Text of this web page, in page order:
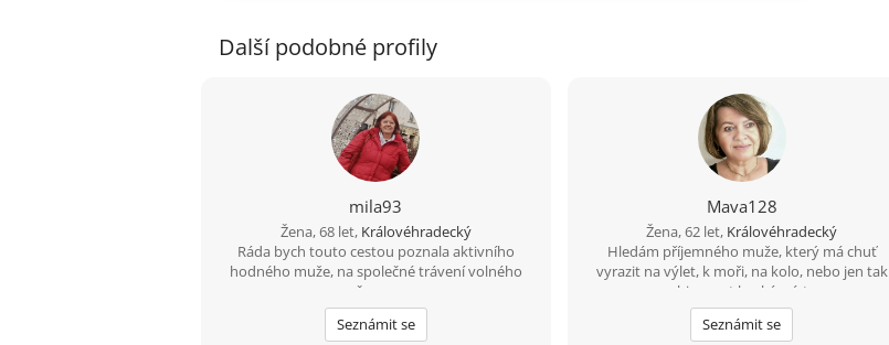
Další podobné profily
mila93
Žena, 68 let, Královéhradecký
Ráda bych touto cestou poznala aktivního
hodného muže, na společné trávení volného
času...
Seznámit se
Mava128
Žena, 62 let, Královéhradecký
Hledám příjemného muže, který má chuť
vyrazit na výlet, k moři, na kolo, nebo jen tak
objevovat hezká místa
Seznámit se